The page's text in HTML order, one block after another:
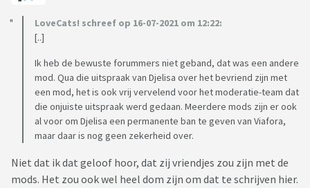
LoveCats! schreef op 16-07-2021 om 12:22:
[..]
Ik heb de bewuste forummers niet geband, dat was een andere
mod. Qua die uitspraak van Djelisa over het bevriend zijn met
een mod, het is ook vrij vervelend voor het moderatie-team dat
die onjuiste uitspraak werd gedaan. Meerdere mods zijn er ook
al voor om Djelisa een permanente ban te geven van Viafora,
maar daar is nog geen zekerheid over.
Niet dat ik dat geloof hoor, dat zij vriendjes zou zijn met de
mods. Het zou ook wel heel dom zijn om dat te schrijven hier.